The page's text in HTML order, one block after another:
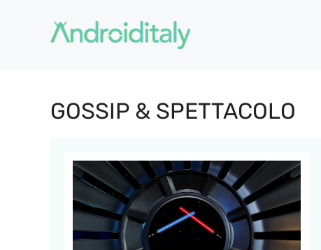
contenuto
GOSSIP & SPETTACOLO